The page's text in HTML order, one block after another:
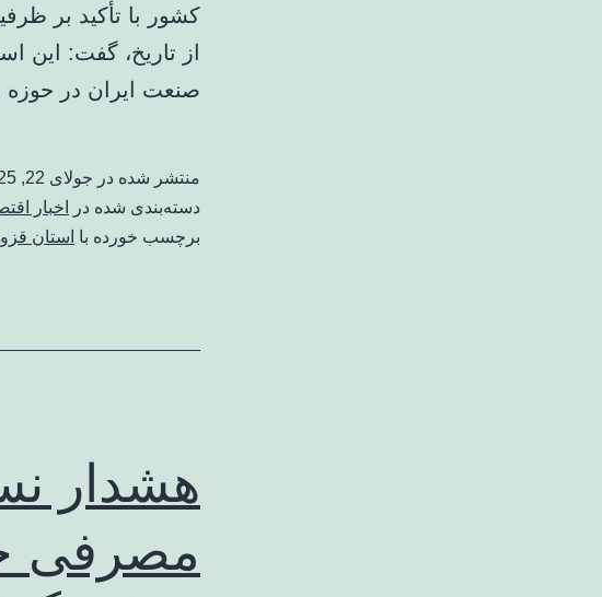
کشور با تأکید بر
از تاریخ، گفت: این
صنعت ایران در حوزه
منتشر شده در جولای 22, 2025
دسته‌بندی شده در
اخبار
برچسب خورده با استان
هشدار
مصرفی